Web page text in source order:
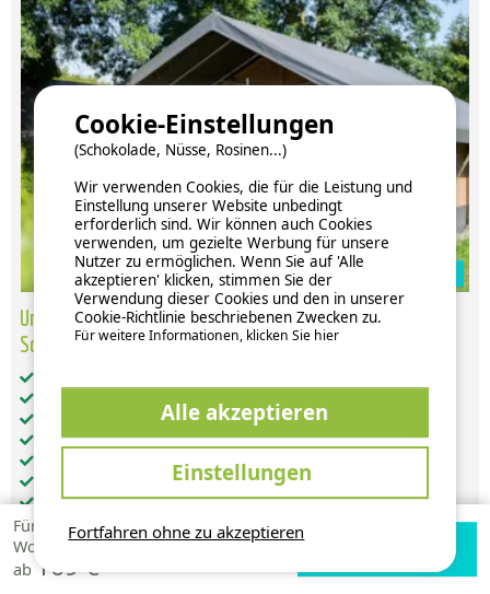
Für 1
Woche
ab 169 €
Verfügbarkeiten
Zur Campingplatz Website
Ungewöhnliches Zelt Nature Confort Lodge 2
Schlafzimmer-
Haustiere: unter Vorbehalt akzeptiert
getrennte Schlafzimmer: 2
Keine Sanitäranlagen (weder WC, noch Bad)
Kein WC
Kein Badezimmer
Fortfahren ohne zu akzeptieren
Cookie-Einstellungen
(Schokolade, Nüsse, Rosinen...)
Wir verwenden Cookies, die für die Leistung und
Einstellung unserer Website unbedingt
erforderlich sind. Wir können auch Cookies
verwenden, um gezielte Werbung für unsere
Nutzer zu ermöglichen. Wenn Sie auf 'Alle
akzeptieren' klicken, stimmen Sie der
Verwendung dieser Cookies und den in unserer
Cookie-Richtlinie beschriebenen Zwecken zu.
Für weitere Informationen, klicken Sie hier
Alle akzeptieren
Einstellungen